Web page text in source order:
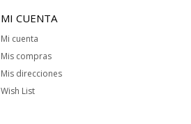
MI CUENTA
Mi cuenta
Mis compras
Mis direcciones
Wish List